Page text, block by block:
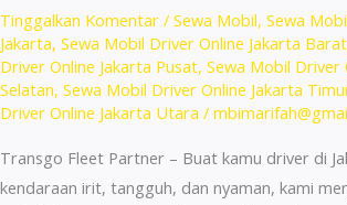
Tinggalkan Komentar / Sewa Mobil, Sewa
Jakarta, Sewa Mobil Driver Online Jakarta Barat
Driver Online Jakarta Pusat, Sewa Mobil Driver
Selatan, Sewa Mobil Driver Online Jakarta
Driver Online Jakarta Utara /
Transgo Fleet Partner – Buat kamu driver di
kendaraan irit, tangguh, dan nyaman, kami